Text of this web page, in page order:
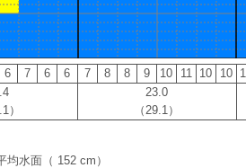
6 7 6 6 7 8 8 9 10 11 10 10
）
23.0
（29.1）
水面（ 152 cm）